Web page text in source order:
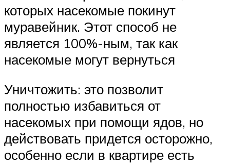
которых насекомые покинут
муравейник. Этот способ не
является 100%-ным, так как
насекомые могут вернуться
Уничтожить: это позволит
полностью избавиться от
насекомых при помощи ядов, но
действовать придется осторожно,
особенно если в квартире есть